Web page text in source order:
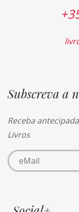
Subscreva a
Receba
Livros